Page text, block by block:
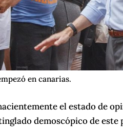
en canarias.
el estado de
demoscópico de